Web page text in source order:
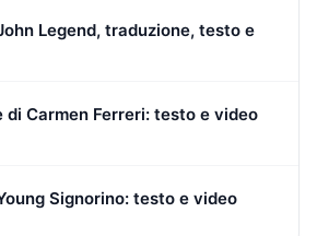
Legend, traduzione, testo e
di Carmen Ferreri: testo e video
Signorino: testo e video